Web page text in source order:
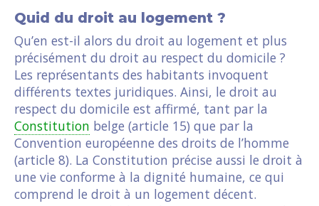
Quid du droit au logement ?
Qu’en est-il alors du droit au logement et plus
précisément du droit au respect du domicile ?
Les représentants des habitants invoquent
différents textes juridiques. Ainsi, le droit au
respect du domicile est affirmé, tant par la
Constitution belge (article 15) que par la
Convention européenne des droits de l’homme
(article 8). La Constitution précise aussi le droit à
une vie conforme à la dignité humaine, ce qui
comprend le droit à un logement décent.